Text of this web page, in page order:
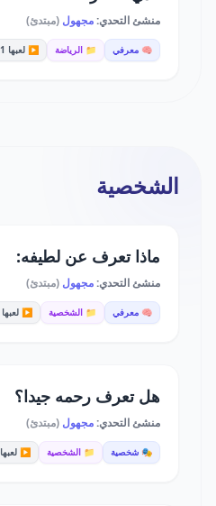
منشئ التحدي:مجهول (مبتدئ)
🧠 معرفي 📁 الرياضة ▶️ لعبها 50,421
الشخصية
ماذا تعرف عن لطيفه:
منشئ التحدي:مجهول (مبتدئ)
🧠 معرفي 📁 الشخصية ▶️ لعبها 38
هل تعرف رحمه جيدا؟
منشئ التحدي:مجهول (مبتدئ)
🎭 شخصية 📁 الشخصية ▶️ لعبها 25